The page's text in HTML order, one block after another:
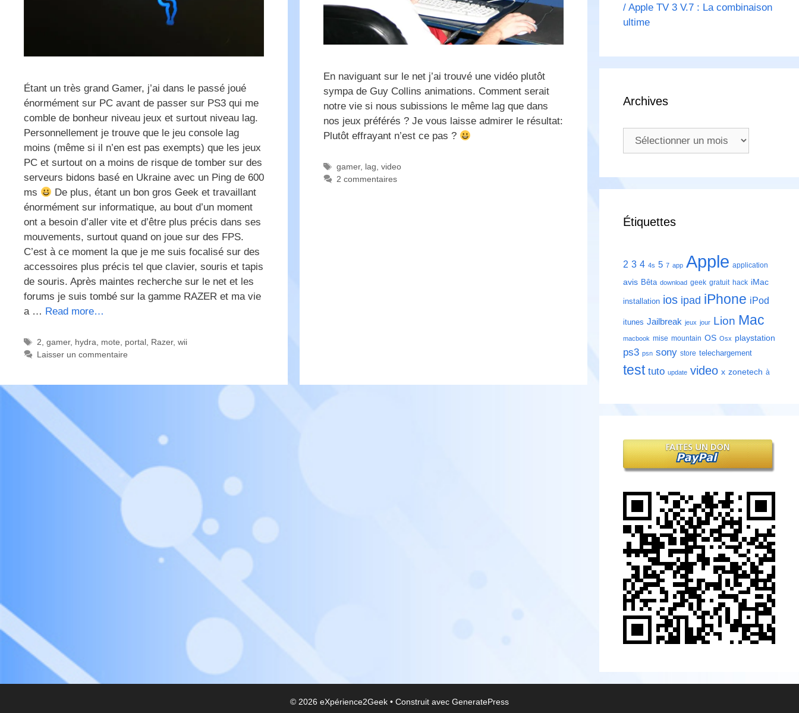
Étant un très grand Gamer, j’ai dans le passé joué
énormément sur PC avant de passer sur PS3 qui me
comble de bonheur niveau jeux et surtout niveau lag.
Personnellement je trouve que le jeu console lag
moins (même si il n’en est pas exempts) que les jeux
PC et surtout on a moins de risque de tomber sur des
serveurs bidons basé en Ukraine avec un Ping de 600
ms
De plus, étant un bon gros Geek et travaillant
énormément sur informatique, au bout d’un moment
ont a besoin d’aller vite et d’être plus précis dans ses
mouvements, surtout quand on joue sur des FPS.
C’est à ce moment la que je me suis focalisé sur des
accessoires plus précis tel que clavier, souris et tapis
de souris. Après maintes recherche sur le net et les
forums je suis tombé sur la gamme RAZER et ma vie
a … Read more…
Étiquettes
2 gamer, hydra mote portal, Razer, wii
Laisser un commentaire
En naviguant sur le net j’ai trouvé une vidéo plutôt
sympa de Guy Collins animations. Comment serait
notre vie si nous subissions le même lag que dans
nos jeux préférés ? Je vous laisse admirer le résultat:
Plutôt effrayant n’est ce pas ?
Étiquettes
gamer, lag video
2 commentaires
/ Apple TV 3 V.7 : La combinaison
ultime
Archives
Archives
Étiquettes
2 3 4 4s 5 7 app Apple application
avis Bêta download geek gratuit hack iMac
installation ios ipad iPhone iPod
itunes Jailbreak jeux jour Lion Mac
macbook mise mountain OS Osx playstation
ps3 psn sony store telechargement
test tuto update video x zonetech à
© 2026 eXpérience2Geek • Construit avec GeneratePress